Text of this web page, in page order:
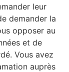
leur
demander la
opposer au
et de
Vous avez
auprès